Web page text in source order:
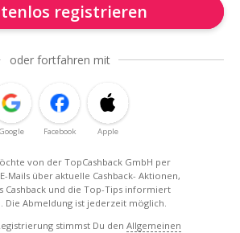
registrieren
oder fortfahren mit
Google Facebook Apple
von der TopCashback GmbH per
Mails über aktuelle Cashback- Aktionen,
Cashback und die Top-Tips informiert
Die Abmeldung ist jederzeit möglich.
stimmst Du den Allgemeinen